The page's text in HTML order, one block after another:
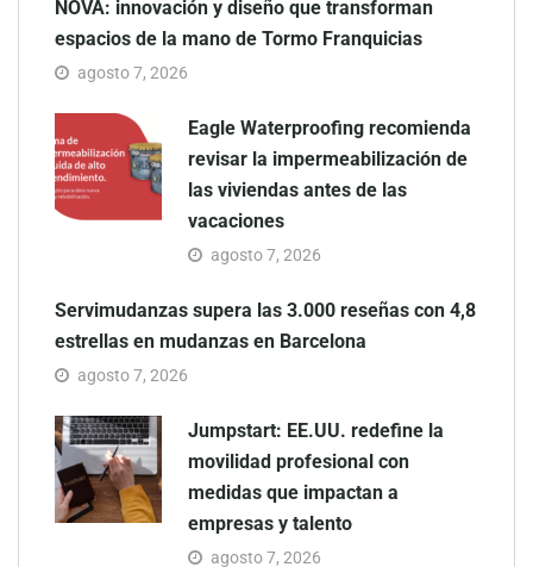
NOVA: innovación y diseño que transforman
espacios de la mano de Tormo Franquicias
agosto 7, 2026
Eagle Waterproofing recomienda
revisar la impermeabilización de
las viviendas antes de las
vacaciones
agosto 7, 2026
Servimudanzas supera las 3.000 reseñas con 4,8
estrellas en mudanzas en Barcelona
agosto 7, 2026
Jumpstart: EE.UU. redefine la
movilidad profesional con
medidas que impactan a
empresas y talento
agosto 7, 2026